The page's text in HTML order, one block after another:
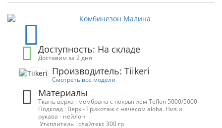
Доступность: На складе
Доставим за 2 дня
Производитель: Tiikeri
Смотреть все модели
Материалы
Ткань верха : мембрана с покрытием Teflon 5000/5000
Подклад : Верх - Трикотаж с начесом aloba. Низ и
рукава - нейлон
Утеплитель : слайтекс 300 гр